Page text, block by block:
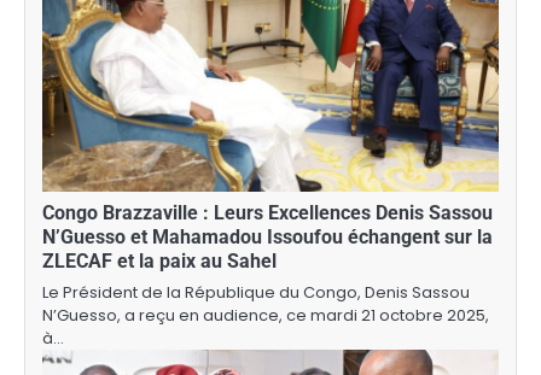
Congo Brazzaville : Leurs Excellences Denis Sassou
N’Guesso et Mahamadou Issoufou échangent sur la
ZLECAF et la paix au Sahel
Le Président de la République du Congo, Denis Sassou
N’Guesso, a reçu en audience, ce mardi 21 octobre 2025,
à…